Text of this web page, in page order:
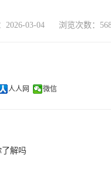
2026-03-04 浏览次数：
人人网 微信
了解吗